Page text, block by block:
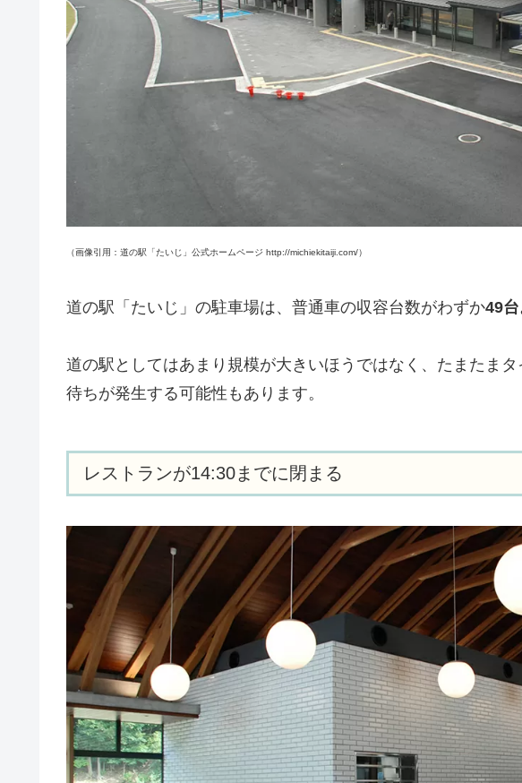
（画像引用：道の駅「たいじ」公式ホームページ http://michiekitaiji.com/）
道の駅「たいじ」の駐車場は、普通車の収容台数がわずか49台
道の駅としてはあまり規模が大きいほうではなく、たまたま
待ちが発生する可能性もあります。
レストランが14:30までに閉まる